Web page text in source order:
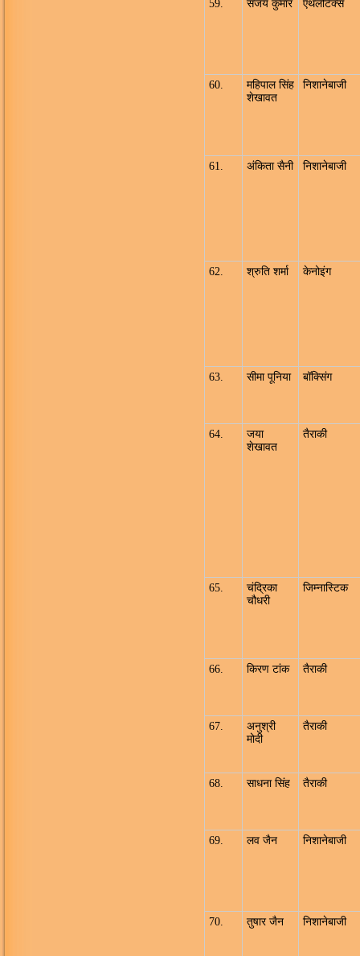
59. संजय कुमार एथलेटिक्स
60.
महिपाल सिंह
शेखावत
निशानेबाजी
61. अंकिता सैनी निशानेबाजी
62. श्रुति शर्मा केनोइंग
63. सीमा पूनिया बॉक्सिंग
64.
जया
शेखावत
तैराकी
65.
चंद्रिका
चौधरी
जिम्नास्टिक
66. किरण टांक तैराकी
67.
अनुश्री
मोदी
तैराकी
68. साधना सिंह तैराकी
69. लव जैन निशानेबाजी
70. तुषार जैन निशानेबाजी